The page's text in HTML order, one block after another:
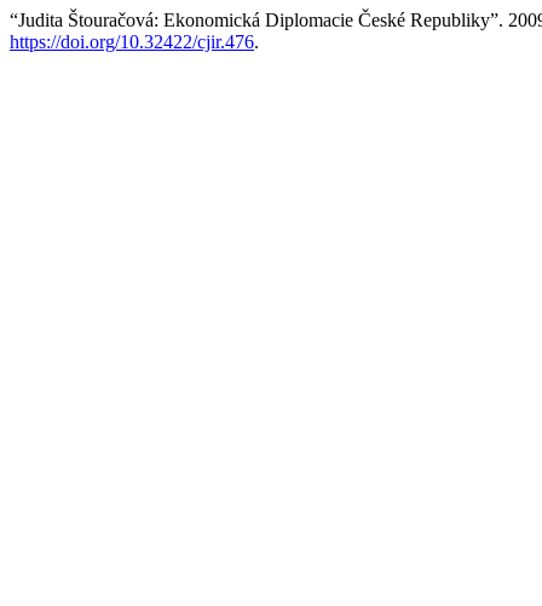
“Judita Štouračová: Ekonomická Diplomacie České Republiky”.
https://doi.org/10.32422/cjir.476.